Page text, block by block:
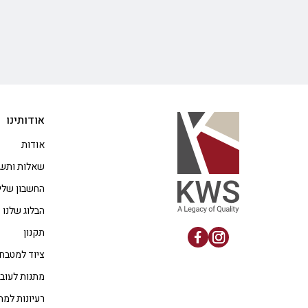
אודותינו
אודות
שאלות
החשבון
הבלוג שלנו
תקנון
ציוד
מתנות
רעיונות